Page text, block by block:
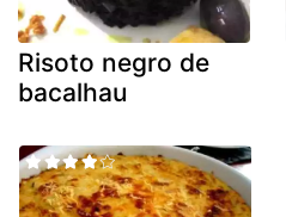
Risoto negro de
bacalhau